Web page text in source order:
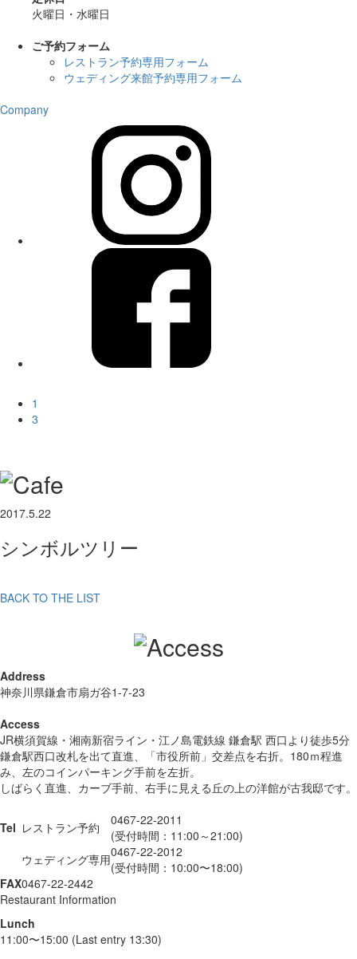
火曜日・水曜日
ご予約フォーム
レストラン予約専用フォーム
ウェディング来館予約専用フォーム
Company
1
3
2017.5.22
シンボルツリー
BACK TO THE LIST
Address
神奈川県鎌倉市扇ガ谷1-7-23
Access
JR横須賀線・湘南新宿ライン・江ノ島電鉄線 鎌倉駅 西口より徒歩5分
鎌倉駅西口改札を出て直進、「市役所前」交差点を右折。180ｍ程進
み、左のコインパーキング手前を左折。
しばらく直進、カーブ手前、右手に見える丘の上の洋館が古我邸です。
Tel レストラン予約
0467-22-2011
(受付時間：11:00～21:00)
ウェディング専用0467-22-2012
(受付時間：10:00〜18:00)
FAX0467-22-2442
Restaurant Information
Lunch
11:00〜15:00 (Last entry 13:30)